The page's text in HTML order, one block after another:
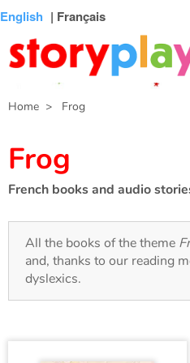
English | Français
Home > Frog
Frog
French books and audio
All the books of the theme
and, thanks to our reading
dyslexics.